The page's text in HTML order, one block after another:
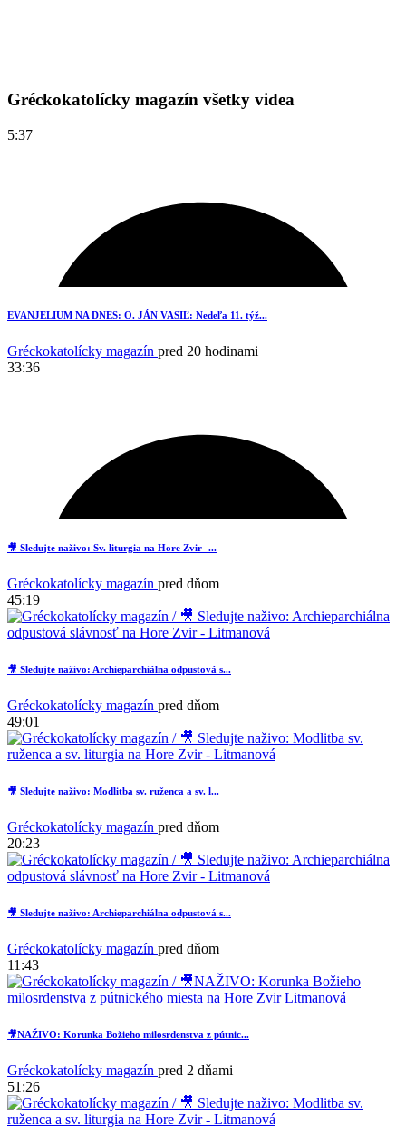
Gréckokatolícky magazín všetky videa
5:37
1
EVANJELIUM NA DNES: O. JÁN VASIĽ: Nedeľa 11. týž...
Gréckokatolícky magazín pred 20 hodinami
33:36
🎥 Sledujte naživo: Sv. liturgia na Hore Zvir -...
Gréckokatolícky magazín pred dňom
45:19
🎥 Sledujte naživo: Archieparchiálna odpustová s...
Gréckokatolícky magazín pred dňom
49:01
🎥 Sledujte naživo: Modlitba sv. ruženca a sv. l...
Gréckokatolícky magazín pred dňom
20:23
🎥 Sledujte naživo: Archieparchiálna odpustová s...
Gréckokatolícky magazín pred dňom
11:43
🎥NAŽIVO: Korunka Božieho milosrdenstva z pútnic...
Gréckokatolícky magazín pred 2 dňami
51:26